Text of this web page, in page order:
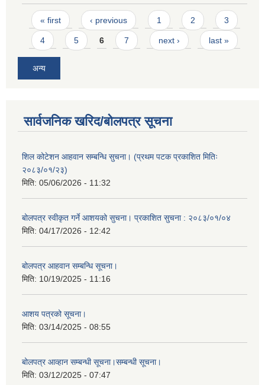
Pages
« first ‹ previous 1 2 3
4 5 6 7 next › last »
अन्य
सार्वजनिक खरिद/बोलपत्र सूचना
शिल कोटेशन आहवान सम्बन्धि सुचना। (प्रथम पटक प्रकाशित मितिः
२०८३/०१/२३)
मिति: 05/06/2026 - 11:32
बोलपत्र स्वीकृत गर्ने आशयको सुचना। प्रकाशित सुचना : २०८३/०१/०४
मिति: 04/17/2026 - 12:42
बोलपत्र आहवान सम्बन्धि सूचना।
मिति: 10/19/2025 - 11:16
आशय पत्रको सूचना।
मिति: 03/14/2025 - 08:55
बोलपत्र आव्हान सम्बन्धी सूचना।सम्बन्धी सूचना।
मिति: 03/12/2025 - 07:47